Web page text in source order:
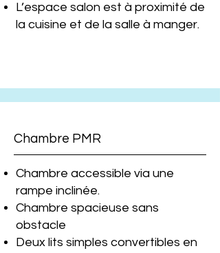
L’espace salon est à proximité de
la cuisine et de la salle à manger.
Chambre PMR
Chambre accessible via une
rampe inclinée.
Chambre spacieuse sans
obstacle
Deux lits simples convertibles en